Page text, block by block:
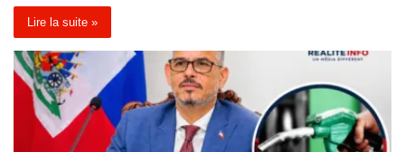
Lire la suite »